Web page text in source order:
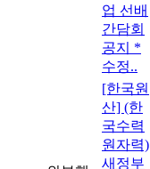
업 선배
간담회
공지 *
수정..
[한국원
산] (한
국수력
원자력)
새정부